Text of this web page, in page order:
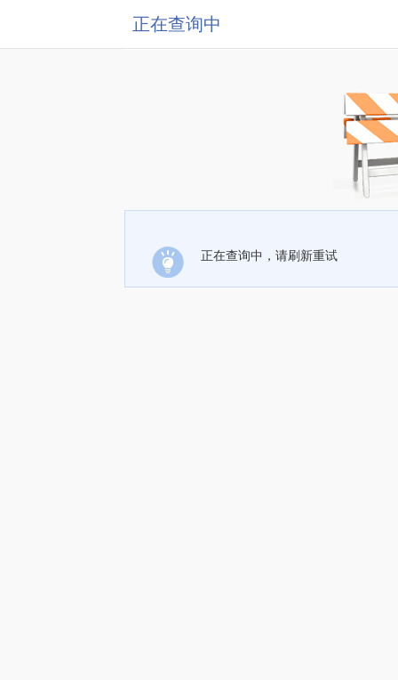
正在查询中
正在查询中，请刷新重试